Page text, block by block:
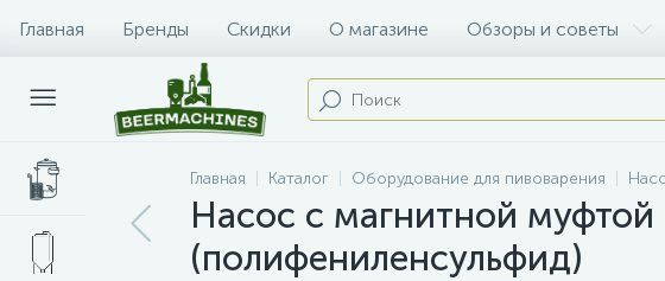
Главная Бренды Скидки О магазине Обзоры и советы
Главная Каталог Оборудование для пивоварения
Насос с магнитной
(полифениленсульфид)